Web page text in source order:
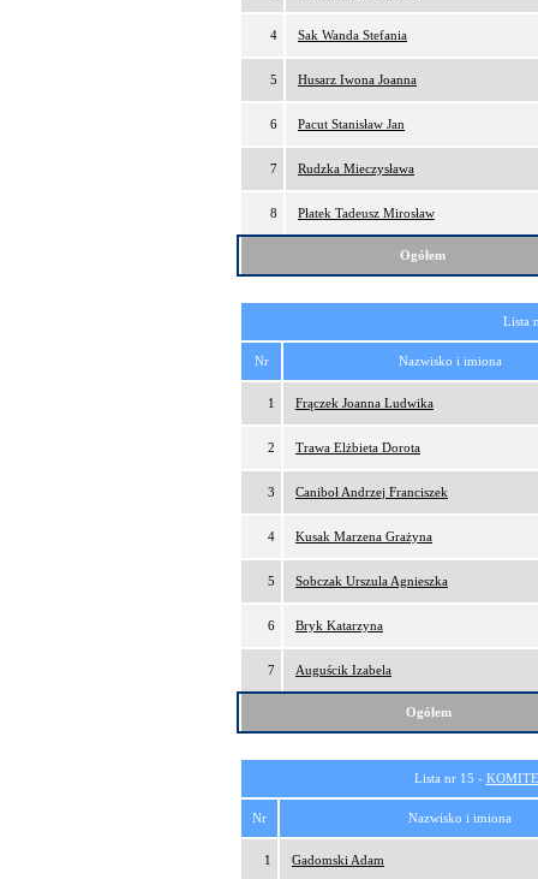
4 Sak Wanda Stefania
5 Husarz Iwona Joanna
6 Pacut Stanisław Jan
7 Rudzka Mieczysława
8 Płatek Tadeusz Mirosław
Ogółem
Lista
Nr Nazwisko i imiona
1 Frączek Joanna Ludwika
2 Trawa Elżbieta Dorota
3 Caniboł Andrzej Franciszek
4 Kusak Marzena Grażyna
5 Sobczak Urszula Agnieszka
6 Bryk Katarzyna
7 Auguścik Izabela
Ogółem
Lista nr 15 -
Nr Nazwisko i imiona
1 Gadomski Adam